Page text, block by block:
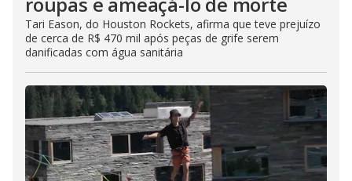
Tari Eason, do Houston Rockets, afirma que teve prejuízo
de cerca de R$ 470 mil após peças de grife serem
danificadas com água sanitária